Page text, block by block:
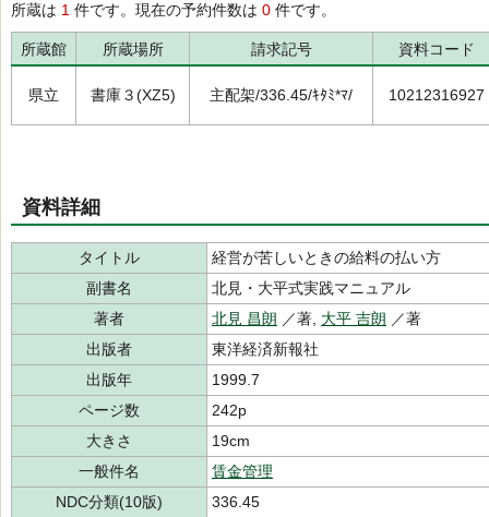
所蔵は 1 件です。現在の予約件数は 0 件です。
所蔵館 所蔵場所 請求記号 資料コード
県立 書庫３(XZ5) 主配架/336.45/ｷﾀﾐ*ﾏ/ 10212316927
資料詳細
タイトル
経営が苦しいときの給料の払い方
副書名
北見・大平式実践マニュアル
著者
北見 昌朗 ／著, 大平 吉朗 ／著
出版者
東洋経済新報社
出版年
1999.7
ページ数
242p
大きさ
19cm
一般件名
賃金管理
NDC分類(10版)
336.45